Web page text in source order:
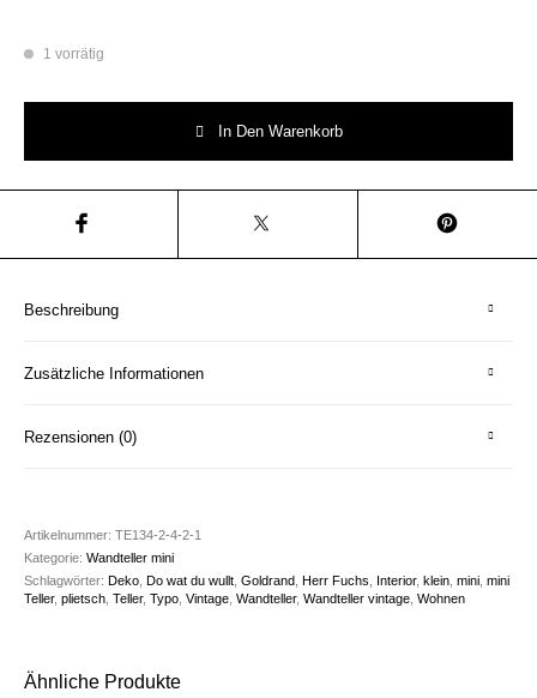
1 vorrätig
In Den Warenkorb
Beschreibung
Zusätzliche Informationen
Rezensionen (0)
Artikelnummer:TE134-2-4-2-1
Kategorie:Wandteller mini
Schlagwörter:Deko ,Do wat du wullt ,Goldrand ,Herr Fuchs Interior,klein ,mini ,mini
Teller,plietsch ,Teller,Typo ,Vintage ,Wandteller,Wandteller vintage ,Wohnen
Ähnliche Produkte